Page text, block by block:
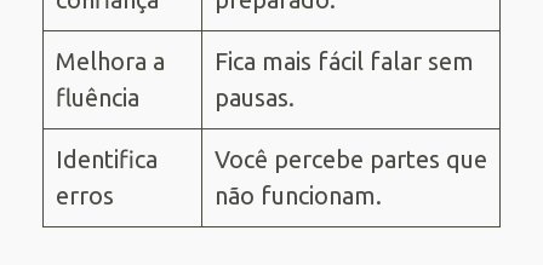
Melhora a
fluência
Fica mais fácil falar sem
pausas.
Identifica
erros
Você percebe partes que
não funcionam.